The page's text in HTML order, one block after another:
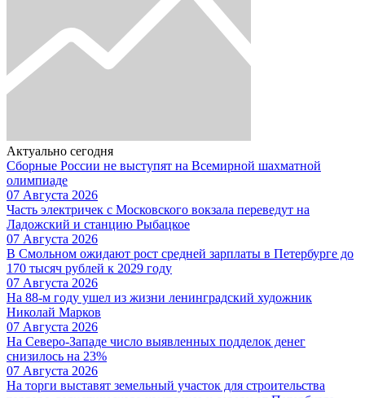
Актуально сегодня
Сборные России не выступят на Всемирной шахматной
олимпиаде
07 Августа 2026
Часть электричек с Московского вокзала переведут на
Ладожский и станцию Рыбацкое
07 Августа 2026
В Смольном ожидают рост средней зарплаты в Петербурге до
170 тысяч рублей к 2029 году
07 Августа 2026
На 88-м году ушел из жизни ленинградский художник
Николай Марков
07 Августа 2026
На Северо-Западе число выявленных подделок денег
снизилось на 23%
07 Августа 2026
На торги выставят земельный участок для строительства